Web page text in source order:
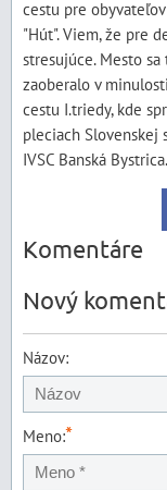
cestu pre
"Hút". Viem, že pre
stresujúce. Mesto
zaoberalo v
cestu I.triedy, kde
pleciach Slovenskej
IVSC Banská Bystrica.
Komentáre
Nový
Názov:
Meno:*